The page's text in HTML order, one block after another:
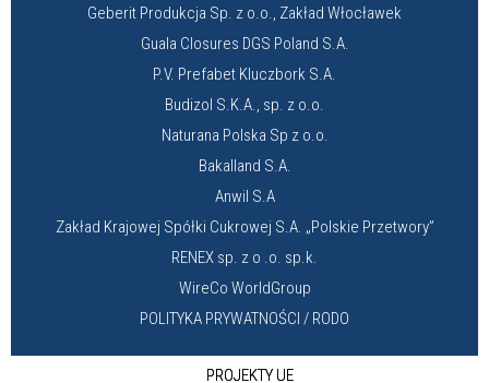
Geberit Produkcja Sp. z o.o., Zakład Włocławek
Guala Closures DGS Poland S.A.
P.V. Prefabet Kluczbork S.A.
Budizol S.K.A., sp. z o.o.
Naturana Polska Sp z o.o.
Bakalland S.A.
Anwil S.A
Zakład Krajowej Spółki Cukrowej S.A. „Polskie Przetwory”
RENEX sp. z o .o. sp.k.
WireCo WorldGroup
POLITYKA PRYWATNOŚCI / RODO
PROJEKTY UE